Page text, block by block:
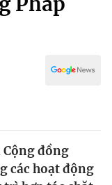
đồng
các hoạt động